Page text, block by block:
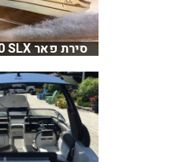
סירת פאר Sea Ray-250 SLX